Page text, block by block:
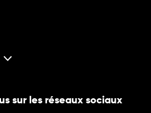
sur les réseaux sociaux